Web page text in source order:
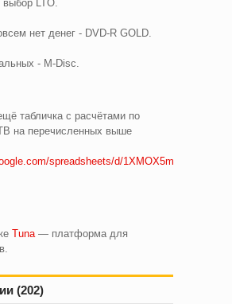
нет денег - DVD-R GOLD.
- M-Disc.
табличка с расчётами по
на перечисленных выше
spreadsheets/d/
Tuna — платформа для
(202)